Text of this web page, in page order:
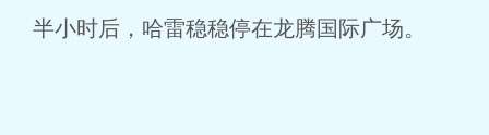
半小时后，哈雷稳稳停在龙腾国际广场。